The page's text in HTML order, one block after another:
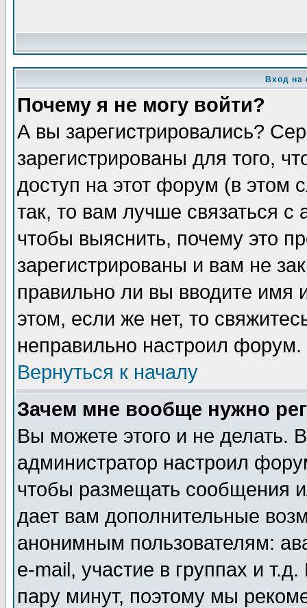
Вход на
Почему я не могу войти?
А вы зарегистрировались?
зарегистрированы для того,
доступ на этот форум (в этом
так, то вам лучше связаться
чтобы выяснить, почему это
зарегистрированы и вам не
правильно ли вы вводите
этом, если же нет, то
неправильно настроил форум.
Вернуться к началу
Зачем мне вообще нужно
Вы можете этого и не делать.
администратор настроил
чтобы размещать сообщения
дает вам дополнительные
анонимным пользователям:
e-mail, участие в группах и
пару минут, поэтому мы